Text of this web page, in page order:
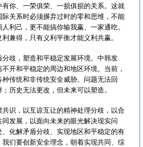
有你、一荣俱荣、一损俱损的关系。这就
际关系时必须摒弃过时的零和思维，不能
利己，更不能搞你输我赢、一家通吃。
兼得，只有义利平衡才能义利共赢。
分歧，塑造和平稳定发展环境。中韩发
开和平稳定的周边和地区环境。当前，
传统和非传统安全威胁。问题无法回
历史无法更改，但未来可以塑造。
共识，以互谅互让的精神处理分歧，以合
发展，以面向未来的眼光解决现实问
、化解矛盾分歧、实现地区和平稳定的有
我们要创新安全理念，朝着实现共同、综